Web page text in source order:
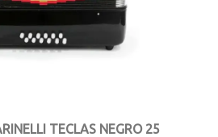
TECLAS NEGRO 25